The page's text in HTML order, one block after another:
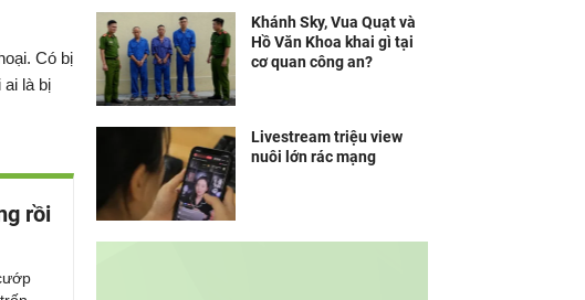
Có bị
là bị
rồi
Khánh Sky, Vua Quạt và
Hồ Văn Khoa khai gì tại
cơ quan công an?
Livestream triệu view
nuôi lớn rác mạng